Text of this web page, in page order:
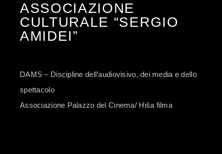
ASSOCIAZIONE
CULTURALE “SERGIO
AMIDEI”
DAMS – Discipline dell’audiovisivo, dei media e dello
spettacolo
Associazione Palazzo del Cinema/ Hiša filma